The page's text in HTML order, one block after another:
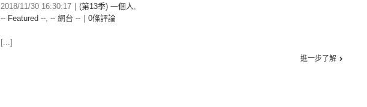
2018/11/30 16:30:17 (第13季) 一個人,
-- Featured --, -- 網台 -- 0條評論
[...]
進一步了解